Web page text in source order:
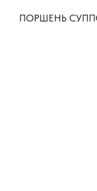
ПОРШЕНЬ